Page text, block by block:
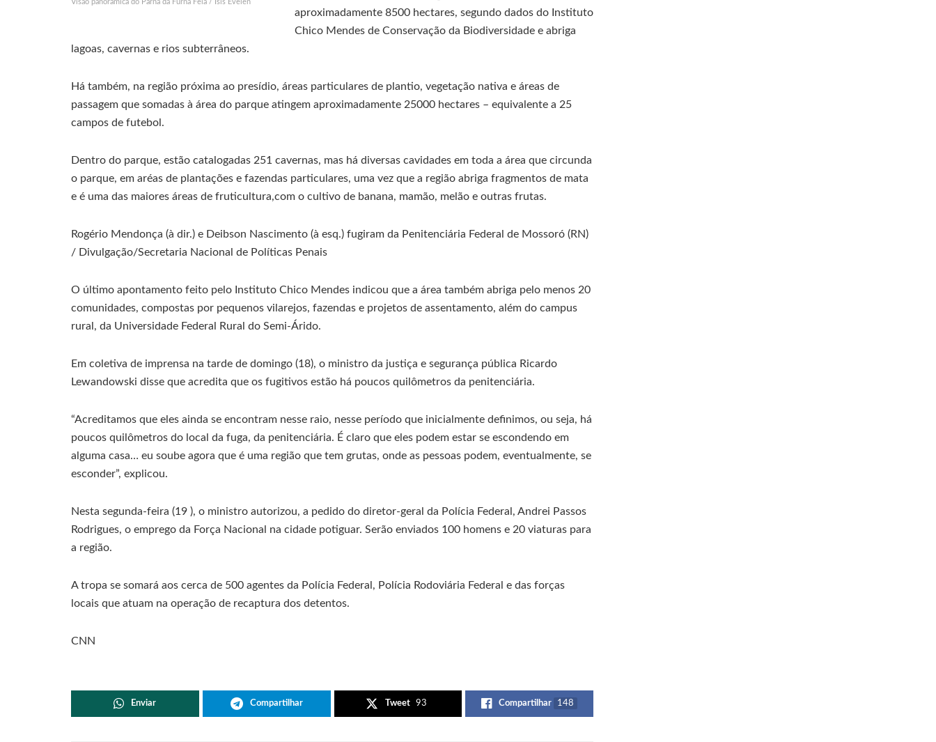
aproximadamente 8500 hectares, segundo dados do Instituto
Chico Mendes de Conservação da Biodiversidade e abriga
lagoas, cavernas e rios subterrâneos.
Há também, na região próxima ao presídio, áreas particulares de plantio, vegetação nativa e áreas de
passagem que somadas à área do parque atingem aproximadamente 25000 hectares – equivalente a 25
campos de futebol.
Dentro do parque, estão catalogadas 251 cavernas, mas há diversas cavidades em toda a área que circunda
o parque, em aréas de plantações e fazendas particulares, uma vez que a região abriga fragmentos de mata
e é uma das maiores áreas de fruticultura,com o cultivo de banana, mamão, melão e outras frutas.
Rogério Mendonça (à dir.) e Deibson Nascimento (à esq.) fugiram da Penitenciária Federal de Mossoró (RN)
/ Divulgação/Secretaria Nacional de Políticas Penais
O último apontamento feito pelo Instituto Chico Mendes indicou que a área também abriga pelo menos 20
comunidades, compostas por pequenos vilarejos, fazendas e projetos de assentamento, além do campus
rural, da Universidade Federal Rural do Semi-Árido.
Em coletiva de imprensa na tarde de domingo (18), o ministro da justiça e segurança pública Ricardo
Lewandowski disse que acredita que os fugitivos estão há poucos quilômetros da penitenciária.
“Acreditamos que eles ainda se encontram nesse raio, nesse período que inicialmente definimos, ou seja, há
poucos quilômetros do local da fuga, da penitenciária. É claro que eles podem estar se escondendo em
alguma casa… eu soube agora que é uma região que tem grutas, onde as pessoas podem, eventualmente, se
esconder”, explicou.
Nesta segunda-feira (19 ), o ministro autorizou, a pedido do diretor-geral da Polícia Federal, Andrei Passos
Rodrigues, o emprego da Força Nacional na cidade potiguar. Serão enviados 100 homens e 20 viaturas para
a região.
A tropa se somará aos cerca de 500 agentes da Polícia Federal, Polícia Rodoviária Federal e das forças
locais que atuam na operação de recaptura dos detentos.
CNN
Enviar Compartilhar Tweet 93 Compartilhar 148